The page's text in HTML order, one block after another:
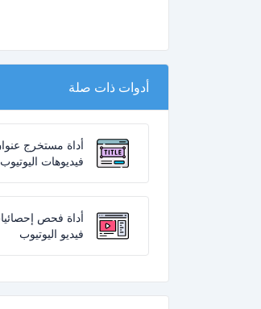
أدوات ذات صلة
أداة مستخرج
فيديوهات اليوتيوب
أداة فحص
فيديو اليوتيوب